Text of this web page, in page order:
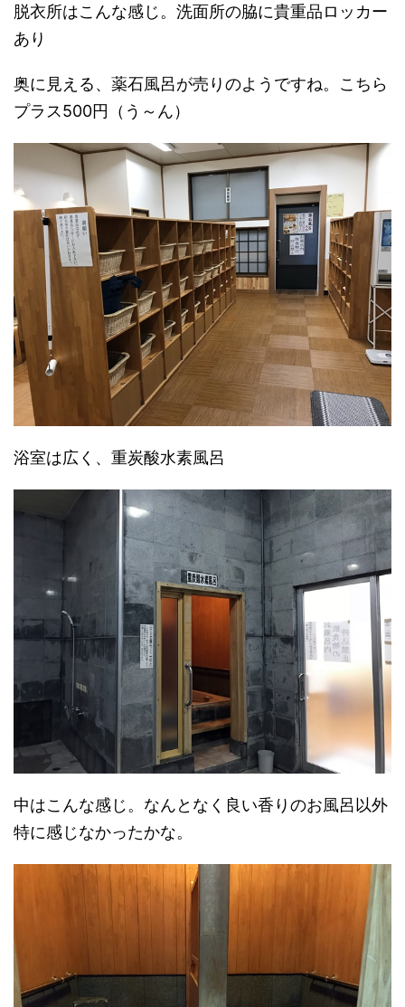
脱衣所はこんな感じ。洗面所の脇に貴重品ロッカー
あり
奥に見える、薬石風呂が売りのようですね。こちら
プラス500円（う～ん）
浴室は広く、重炭酸水素風呂
中はこんな感じ。なんとなく良い香りのお風呂以外
特に感じなかったかな。